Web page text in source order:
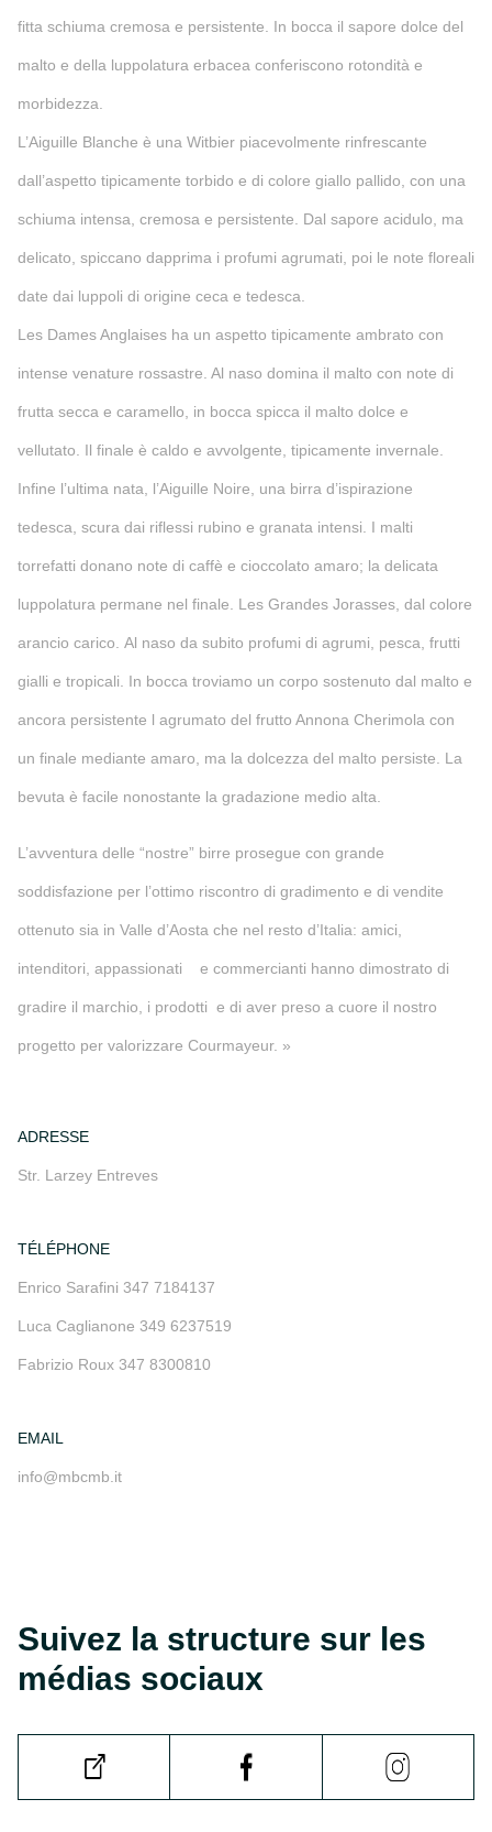
fitta schiuma cremosa e persistente. In bocca il sapore dolce del
malto e della luppolatura erbacea conferiscono rotondità e
morbidezza.
L’Aiguille Blanche è una Witbier piacevolmente rinfrescante
dall’aspetto tipicamente torbido e di colore giallo pallido, con una
schiuma intensa, cremosa e persistente. Dal sapore acidulo, ma
delicato, spiccano dapprima i profumi agrumati, poi le note floreali
date dai luppoli di origine ceca e tedesca.
Les Dames Anglaises ha un aspetto tipicamente ambrato con
intense venature rossastre. Al naso domina il malto con note di
frutta secca e caramello, in bocca spicca il malto dolce e
vellutato. Il finale è caldo e avvolgente, tipicamente invernale.
Infine l’ultima nata, l’Aiguille Noire, una birra d’ispirazione
tedesca, scura dai riflessi rubino e granata intensi. I malti
torrefatti donano note di caffè e cioccolato amaro; la delicata
luppolatura permane nel finale. Les Grandes Jorasses, dal colore
arancio carico. Al naso da subito profumi di agrumi, pesca, frutti
gialli e tropicali. In bocca troviamo un corpo sostenuto dal malto e
ancora persistente l agrumato del frutto Annona Cherimola con
un finale mediante amaro, ma la dolcezza del malto persiste. La
bevuta è facile nonostante la gradazione medio alta.
L’avventura delle “nostre” birre prosegue con grande
soddisfazione per l’ottimo riscontro di gradimento e di vendite
ottenuto sia in Valle d’Aosta che nel resto d’Italia: amici,
intenditori, appassionati e commercianti hanno dimostrato di
gradire il marchio, i prodotti e di aver preso a cuore il nostro
progetto per valorizzare Courmayeur. »
ADRESSE
Str. Larzey Entreves
TÉLÉPHONE
Enrico Sarafini 347 7184137
Luca Caglianone 349 6237519
Fabrizio Roux 347 8300810
EMAIL
info@mbcmb.it
Suivez la structure sur les
médias sociaux